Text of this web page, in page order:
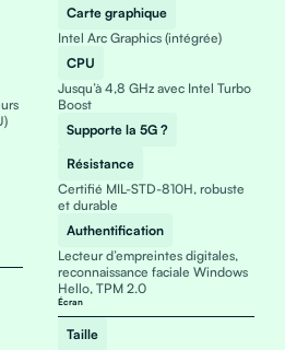
Carte graphique
Intel Arc Graphics (intégrée)
CPU
Jusqu’à 4,8 GHz avec Intel Turbo
Boost
Supporte la 5G ?
Résistance
Certifié MIL-STD-810H, robuste
et durable
Authentification
Lecteur d’empreintes digitales,
reconnaissance faciale Windows
Hello, TPM 2.0
Écran
Taille